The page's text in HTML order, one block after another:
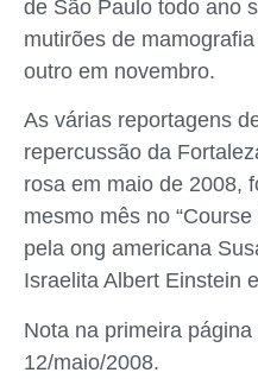
de São Paulo todo ano
mutirões de
outro em novembro.
As várias reportagens
repercussão da
rosa em maio de 2008,
mesmo mês no
pela ong americana
Israelita Albert Einstein
Nota na primeira
12/maio/2008.